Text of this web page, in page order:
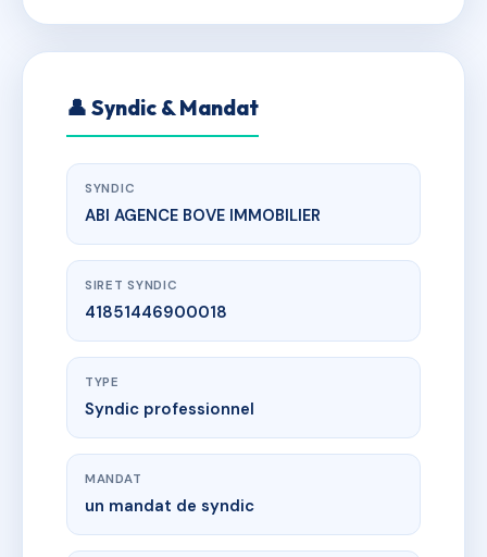
👤 Syndic & Mandat
SYNDIC
ABI AGENCE BOVE IMMOBILIER
SIRET SYNDIC
41851446900018
TYPE
Syndic professionnel
MANDAT
un mandat de syndic